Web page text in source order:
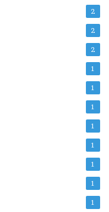
2
2
2
1
1
1
1
1
1
1
1